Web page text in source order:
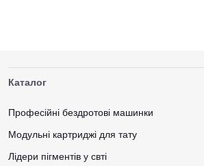
Каталог
Професійні бездротові машинки
Модульні картриджі для тату
Лідери пігментів у свті